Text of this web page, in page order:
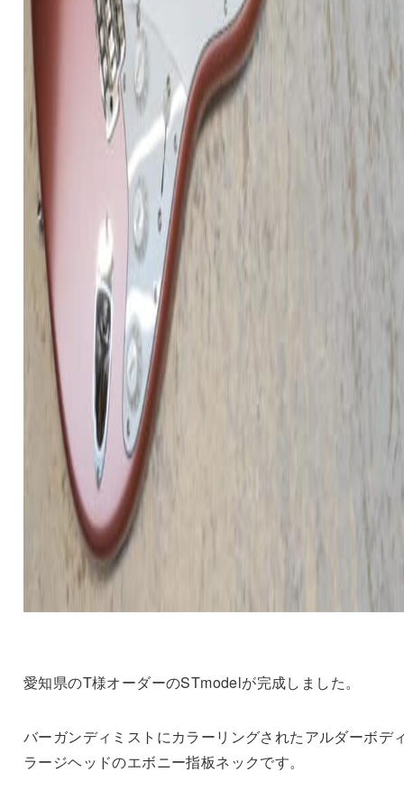
愛知県のT様オーダーのSTmodelが完成しました。
バーガンディミストにカラーリングされたアルダーボデ
ラージヘッドのエボニー指板ネックです。